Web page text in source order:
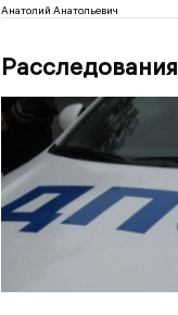
Анатолий Анатольевич
Расследования